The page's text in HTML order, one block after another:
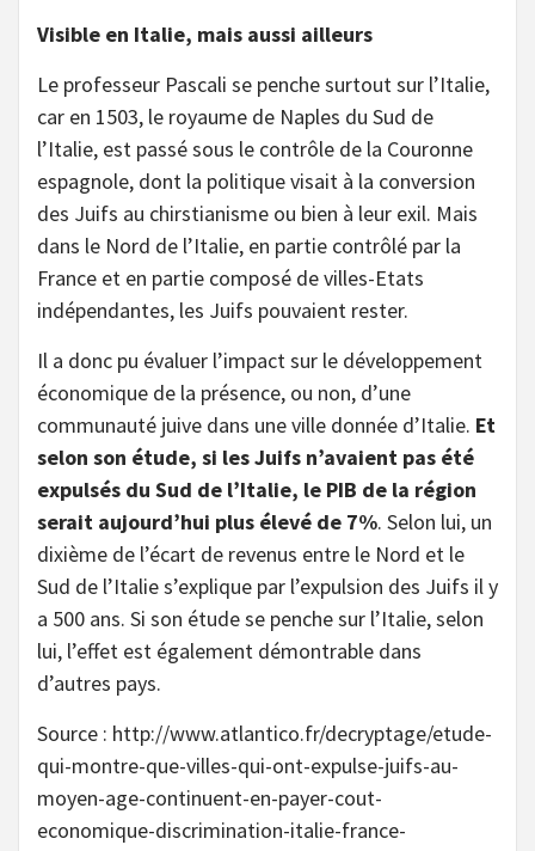
Visible en Italie, mais aussi ailleurs
Le professeur Pascali se penche surtout sur l’Italie,
car en 1503, le royaume de Naples du Sud de
l’Italie, est passé sous le contrôle de la Couronne
espagnole, dont la politique visait à la conversion
des Juifs au chirstianisme ou bien à leur exil. Mais
dans le Nord de l’Italie, en partie contrôlé par la
France et en partie composé de villes-Etats
indépendantes, les Juifs pouvaient rester.
Il a donc pu évaluer l’impact sur le développement
économique de la présence, ou non, d’une
communauté juive dans une ville donnée d’Italie. Et
selon son étude, si les Juifs n’avaient pas été
expulsés du Sud de l’Italie, le PIB de la région
serait aujourd’hui plus élevé de 7%. Selon lui, un
dixième de l’écart de revenus entre le Nord et le
Sud de l’Italie s’explique par l’expulsion des Juifs il y
a 500 ans. Si son étude se penche sur l’Italie, selon
lui, l’effet est également démontrable dans
d’autres pays.
Source : http://www.atlantico.fr/decryptage/etude-
qui-montre-que-villes-qui-ont-expulse-juifs-au-
moyen-age-continuent-en-payer-cout-
economique-discrimination-italie-france-